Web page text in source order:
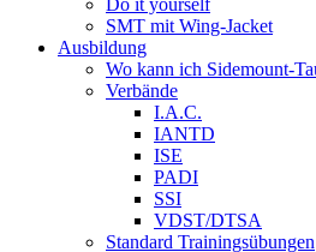
Do it yourself
SMT mit Wing-Jacket
Ausbildung
Wo kann ich Sidemount-
Verbände
I.A.C.
IANTD
ISE
PADI
SSI
VDST/DTSA
Standard Trainingsübungen